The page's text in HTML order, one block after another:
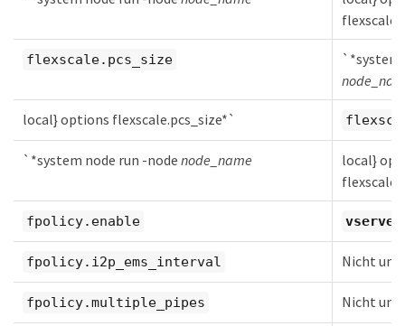
flexscale.pcs_size
`*system
local} options flexscale.pcs_size*`
`*system node run -node node_name
local}
fpolicy.enable
fpolicy.i2p_ems_interval Nicht
fpolicy.multiple_pipes Nicht